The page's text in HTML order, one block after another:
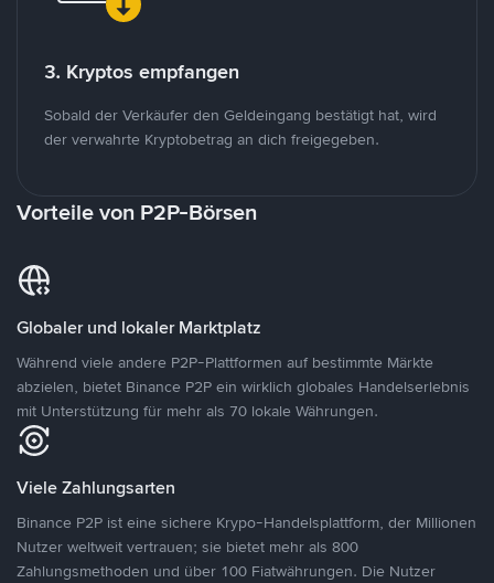
3. Kryptos empfangen
Sobald der Verkäufer den Geldeingang bestätigt hat, wird
der verwahrte Kryptobetrag an dich freigegeben.
Vorteile von P2P-Börsen
Globaler und lokaler Marktplatz
Während viele andere P2P-Plattformen auf bestimmte Märkte
abzielen, bietet Binance P2P ein wirklich globales Handelserlebnis
mit Unterstützung für mehr als 70 lokale Währungen.
Viele Zahlungsarten
Binance P2P ist eine sichere Krypo-Handelsplattform, der Millionen
Nutzer weltweit vertrauen; sie bietet mehr als 800
Zahlungsmethoden und über 100 Fiatwährungen. Die Nutzer